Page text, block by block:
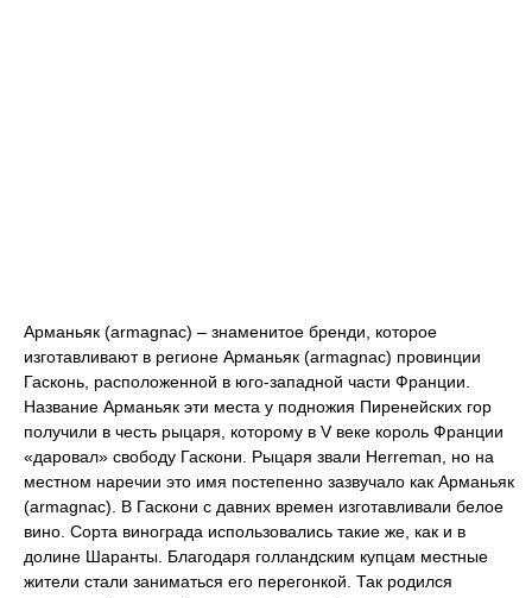
Арманьяк (armagnac) – знаменитое бренди, которое
изготавливают в регионе Арманьяк (armagnac) провинции
Гасконь, расположенной в юго-западной части Франции.
Название Арманьяк эти места у подножия Пиренейских гор
получили в честь рыцаря, которому в V веке король Франции
«даровал» свободу Гаскони. Рыцаря звали Herreman, но на
местном наречии это имя постепенно зазвучало как Арманьяк
(armagnac). В Гаскони с давних времен изготавливали белое
вино. Сорта винограда использовались такие же, как и в
долине Шаранты. Благодаря голландским купцам местные
жители стали заниматься его перегонкой. Так родился